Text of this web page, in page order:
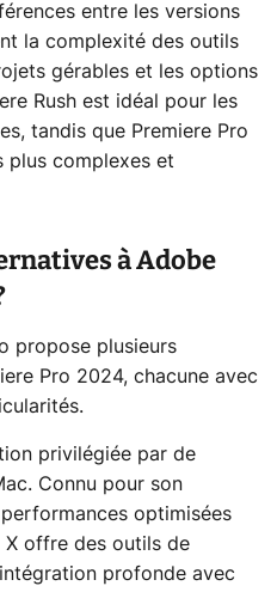
entre les versions
la complexité des outils
gérables et les options
Rush est idéal pour les
tandis que Premiere Pro
plus complexes et
à Adobe
propose plusieurs
Pro 2024, chacune avec
privilégiée par de
Connu pour son
optimisées
X offre des outils de
profonde avec